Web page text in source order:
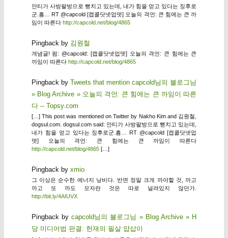
안티가 사방팔방으로 뻗치고 있는데, 내가 힘을 얻고 있다는 징후로
군.흠… RT @capcold [캡콜닷넷업뎃] 오늘의 격언: 큰 힘에는 큰 까
임이 따른다 http://capcold.net/blog/4865
Pingback by 김원철
개념글! 펌: @capcold: [캡콜닷넷업뎃] 오늘의 격언: 큰 힘에는 큰
까임이 따른다 http://capcold.net/blog/4865
Pingback by Tweets that mention capcold님의 블로그님
» Blog Archive » 오늘의 격언: 큰 힘에는 큰 까임이 따른
다 -- Topsy.com
[…] This post was mentioned on Twitter by Nakho Kim and 김원철,
dogsul.com. dogsul.com said: 안티가 사방팔방으로 뻗치고 있는데,
내가 힘을 얻고 있다는 징후로군.흠… RT @capcold [캡콜닷넷업
뎃] 오늘의 격언: 큰 힘에는 큰 까임이 따른다
http://capcold.net/blog/4865[…]
Pingback by xmio
그 이상은 순수한 에너지 낭비다. 반면 정말 크게 까야할 것, 까고
까고 또 까도 모자란 것은 따로 널려있지 않던가.
http://bit.ly/4AIUVX
Pingback bycapcold님의 블로그님 » Blog Archive » H
당 미디어법 판결: 헌재의 필살 얍삽이